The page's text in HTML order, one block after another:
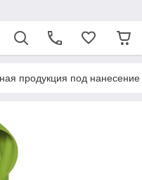
продукция под нанесение